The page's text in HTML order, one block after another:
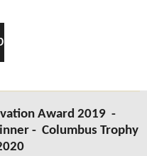
Award 2019 -
- Columbus Trophy